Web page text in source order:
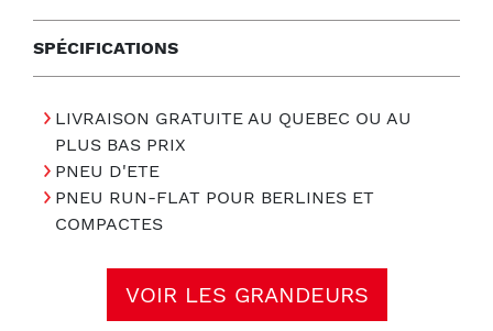
SPÉCIFICATIONS
LIVRAISON GRATUITE AU QUEBEC OU AU
PLUS BAS PRIX
PNEU D'ETE
PNEU RUN-FLAT POUR BERLINES ET
COMPACTES
VOIR LES GRANDEURS